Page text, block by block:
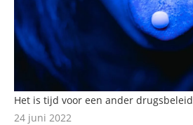
Het is tijd voor een ander drugsbeleid
24 juni 2022